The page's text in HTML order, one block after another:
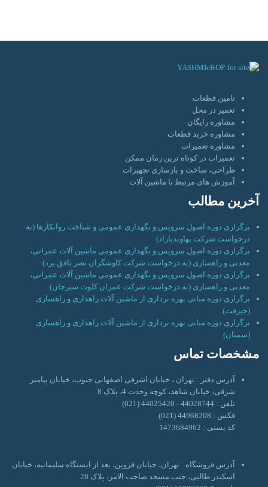
تامین قطعات
تعمیر در محل
مشاوره رایگان
مشاوره خرید قطعات
مشاوره تعمیرات
تعمیرات در کوتاه ترین زمان ممکن
طراحی، ساخت و بازسازی تجهیزات
آموزش های مرتبط با ماشین آلات
آخرین مطالب
برگزاری دوره اصول سرویس و نگهداری عمومی و شناخت روانکارها (به
درخواست شرکت بهاوندباراد)
برگزاری دوره اصول سرویس و نگهداری عمومی ماشین آلات عمرانی،
معدنی و راهسازی (به درخواست شرکت کاوشگران نصر بافق یزد)
برگزاری دوره اصول سرویس و نگهداری عمومی ماشین آلات عمرانی،
معدنی و راهسازی (به درخواست شرکت عمران کلوت سیرجان)
برگزاری دوره مبانی بهره برداری از ماشین آلات راهداری و راهسازی
(جیرفت)
برگزاری دوره مبانی بهره برداری از ماشین آلات راهداری و راهسازی
(سمنان)
مشخصات تماس
آدرس دفتر : تهران ، خیابان اشرفی اصفهانی جنوب، خیابان پیامبر
شرقی، خیابان شاهد، کوچه وحدت 4، پلاک 8
تلفن : 44028744 - 44025420 (021)
فکس : 44968208 (021)
کد پستی : 1473684962
آدرس فروشگاه : تهران، خیابان قزوین، بعد از ایستگاه سلیمانیه، خیابان
اسکندر طالبی، جنب مسجد صاحب الامر، پلاک 28